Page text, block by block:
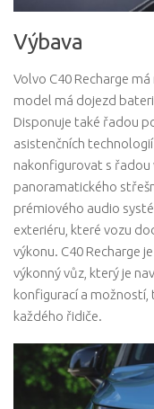
Výbava
Volvo C40 Recharge
model má dojezd
Disponuje také řadou
asistenčních
nakonfigurovat s
panoramatického
prémiového audio
exteriéru, které vozu
výkonu. C40 Recharge
výkonný vůz, který je
konfigurací a
každého řidiče.